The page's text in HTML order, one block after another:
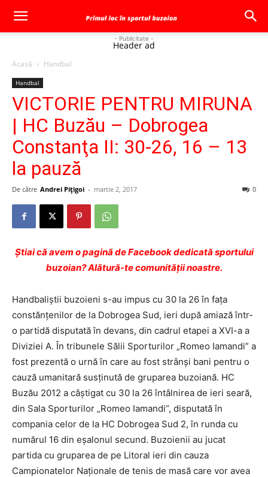
- Publicitate -
Header ad
Acasă Handbal
Handbal
VICTORIE PENTRU MIRUNA
| HC Buzău – Dobrogea
Constanţa II: 30-26, 16 – 13
la pauză
De către Andrei Pițigoi - martie 2, 2017 0
Ştiai că avem o pagină de Facebook dedicată sportului
buzoian? Alătură-te comunității noastre.
Handbaliştii buzoieni s-au impus cu 30 la 26 în faţa
constănţenilor de la Dobrogea Sud, ieri după amiază într-
o partidă disputată în devans, din cadrul etapei a XVI-a a
Diviziei A. În tribunele Sălii Sporturilor „Romeo Iamandi” a
fost prezentă o urnă în care au fost strânşi bani pentru o
cauză umanitară susţinută de gruparea buzoiană. HC
Buzău 2012 a câştigat cu 30 la 26 întâlnirea de ieri seară,
din Sala Sporturilor „Romeo Iamandi”, disputată în
compania celor de la HC Dobrogea Sud 2, în runda cu
numărul 16 din eşalonul secund. Buzoienii au jucat
partida cu gruparea de pe Litoral ieri din cauza
Campionatelor Naţionale de tenis de masă care vor avea